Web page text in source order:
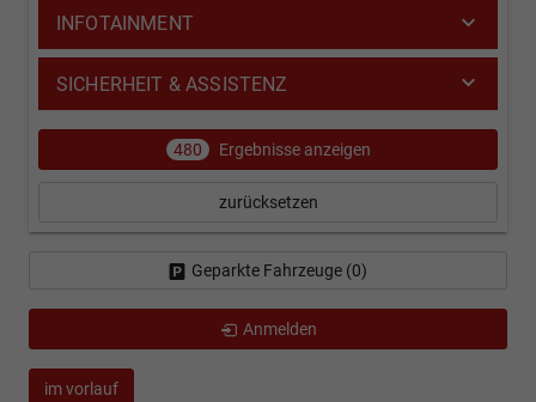
im vorlauf
INFOTAINMENT
SICHERHEIT & ASSISTENZ
480 Ergebnisse anzeigen
zurücksetzen
Geparkte Fahrzeuge (0)
Anmelden